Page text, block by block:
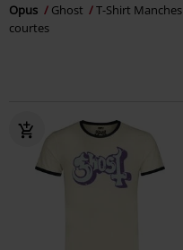
Opus Ghost
T-Shirt Manches
courtes